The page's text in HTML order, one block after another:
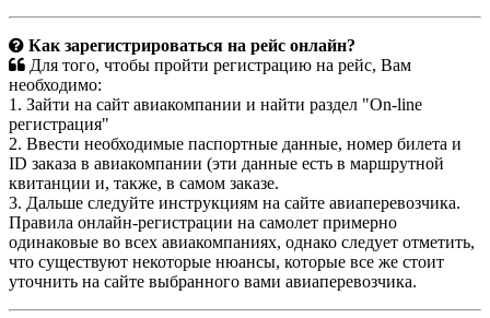
Как зарегистрироваться на рейс онлайн?
Для того, чтобы пройти регистрацию на рейс, Вам
необходимо:
1. Зайти на сайт авиакомпании и найти раздел "On-line
регистрация"
2. Ввести необходимые паспортные данные, номер билета и
ID заказа в авиакомпании (эти данные есть в маршрутной
квитанции и, также, в самом заказе.
3. Дальше следуйте инструкциям на сайте авиаперевозчика.
Правила онлайн-регистрации на самолет примерно
одинаковые во всех авиакомпаниях, однако следует отметить,
что существуют некоторые нюансы, которые все же стоит
уточнить на сайте выбранного вами авиаперевозчика.